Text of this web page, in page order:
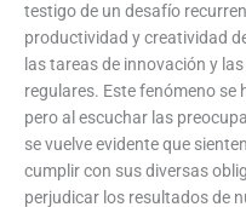
testigo de un desafío
productividad y creatividad
las tareas de innovación y
regulares. Este fenómeno
pero al escuchar las
se vuelve evidente que
cumplir con sus diversas
perjudicar los resultados de